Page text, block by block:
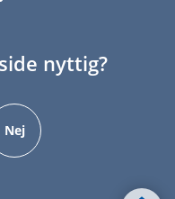
nyttig?
Nej